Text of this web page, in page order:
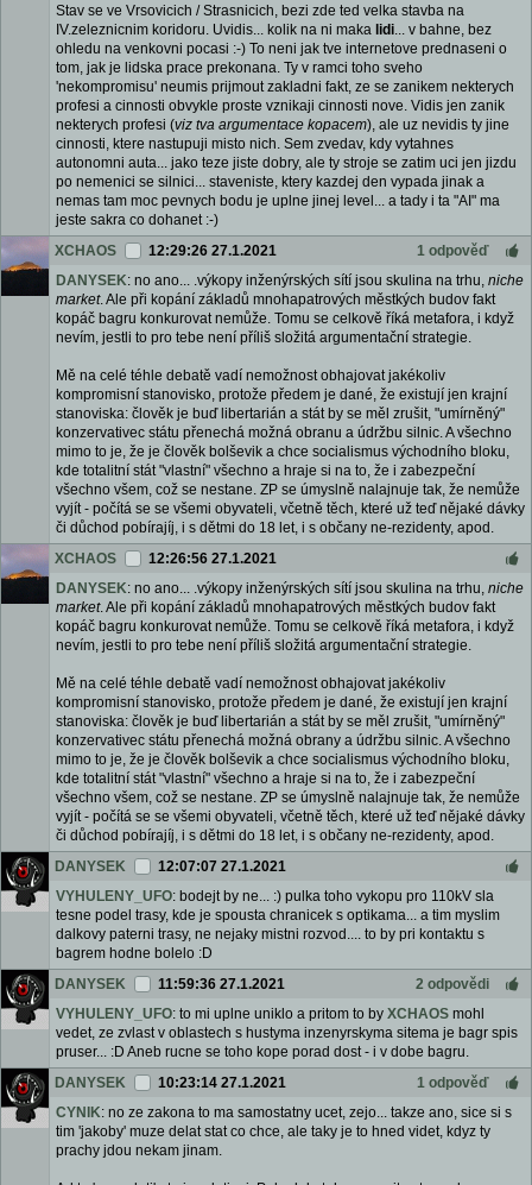
Stav se ve Vrsovicich / Strasnicich, bezi zde ted velka stavba na
IV.zeleznicnim koridoru. Uvidis... kolik na ni maka lidi ... v bahne, bez
ohledu na venkovni pocasi :-) To neni jak tve internetove prednaseni o
tom, jak je lidska prace prekonana. Ty v ramci toho sveho
'nekompromisu' neumis prijmout zakladni fakt, ze se zanikem nekterych
profesi a cinnosti obvykle proste vznikaji cinnosti nove. Vidis jen zanik
nekterych profesi (viz tva argumentace kopacem), ale uz nevidis ty jine
cinnosti, ktere nastupuji misto nich. Sem zvedav, kdy vytahnes
autonomni auta... jako teze jiste dobry, ale ty stroje se zatim uci jen jizdu
po nemenici se silnici... staveniste, ktery kazdej den vypada jinak a
nemas tam moc pevnych bodu je uplne jinej level... a tady i ta "AI" ma
jeste sakra co dohanet :-)
XCHAOS
12:29:26 27.1.2021
1 odpověď
DANYSEK: no ano... .výkopy inženýrských sítí jsou skulina na trhu, niche
market. Ale při kopání základů mnohapatrových městkých budov fakt
kopáč bagru konkurovat nemůže. Tomu se celkově říká metafora, i když
nevím, jestli to pro tebe není příliš složitá argumentační strategie.
Mě na celé téhle debatě vadí nemožnost obhajovat jakékoliv
kompromisní stanovisko, protože předem je dané, že existují jen krajní
stanoviska: člověk je buď libertarián a stát by se měl zrušit, "umírněný"
konzervativec státu přenechá možná obranu a údržbu silnic. A všechno
mimo to je, že je člověk bolševik a chce socialismus východního bloku,
kde totalitní stát "vlastní" všechno a hraje si na to, že i zabezpeční
všechno všem, což se nestane. ZP se úmyslně nalajnuje tak, že nemůže
vyjít - počítá se se všemi obyvateli, včetně těch, které už teď nějaké dávky
či důchod pobírajíj, i s dětmi do 18 let, i s občany ne-rezidenty, apod.
XCHAOS
12:26:56 27.1.2021
DANYSEK: no ano... .výkopy inženýrských sítí jsou skulina na trhu, niche
market. Ale při kopání základů mnohapatrových městkých budov fakt
kopáč bagru konkurovat nemůže. Tomu se celkově říká metafora, i když
nevím, jestli to pro tebe není příliš složitá argumentační strategie.
Mě na celé téhle debatě vadí nemožnost obhajovat jakékoliv
kompromisní stanovisko, protože předem je dané, že existují jen krajní
stanoviska: člověk je buď libertarián a stát by se měl zrušit, "umírněný"
konzervativec státu přenechá možná obrany a údržbu silnic. A všechno
mimo to je, že je člověk bolševik a chce socialismus východního bloku,
kde totalitní stát "vlastní" všechno a hraje si na to, že i zabezpeční
všechno všem, což se nestane. ZP se úmyslně nalajnuje tak, že nemůže
vyjít - počítá se se všemi obyvateli, včetně těch, které už teď nějaké dávky
či důchod pobírajíj, i s dětmi do 18 let, i s občany ne-rezidenty, apod.
DANYSEK
12:07:07 27.1.2021
VYHULENY_UFO: bodejt by ne... :) pulka toho vykopu pro 110kV sla
tesne podel trasy, kde je spousta chranicek s optikama... a tim myslim
dalkovy paterni trasy, ne nejaky mistni rozvod.... to by pri kontaktu s
bagrem hodne bolelo :D
DANYSEK
11:59:36 27.1.2021
2 odpovědi
VYHULENY_UFO: to mi uplne uniklo a pritom to by XCHAOS mohl
vedet, ze zvlast v oblastech s hustyma inzenyrskyma sitema je bagr spis
pruser... :D Aneb rucne se toho kope porad dost - i v dobe bagru.
DANYSEK
10:23:14 27.1.2021
1 odpověď
CYNIK: no ze zakona to ma samostatny ucet, zejo... takze ano, sice si s
tim 'jakoby' muze delat stat co chce, ale taky je to hned videt, kdyz ty
prachy jdou nekam jinam.